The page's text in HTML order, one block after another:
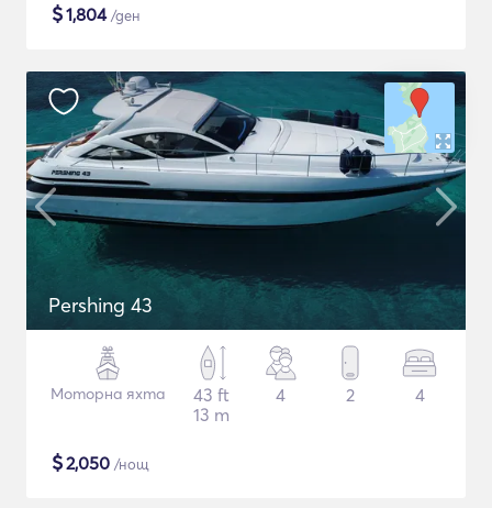
$1,804/ден
Pershing 43
Моторна яхта
43 ft
13 m
4 2 4
$2,050 /нощ